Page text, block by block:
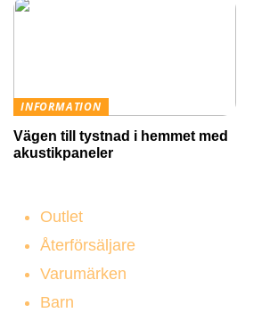
INFORMATION
Vägen till tystnad i hemmet med
akustikpaneler
Outlet
Återförsäljare
Varumärken
Barn